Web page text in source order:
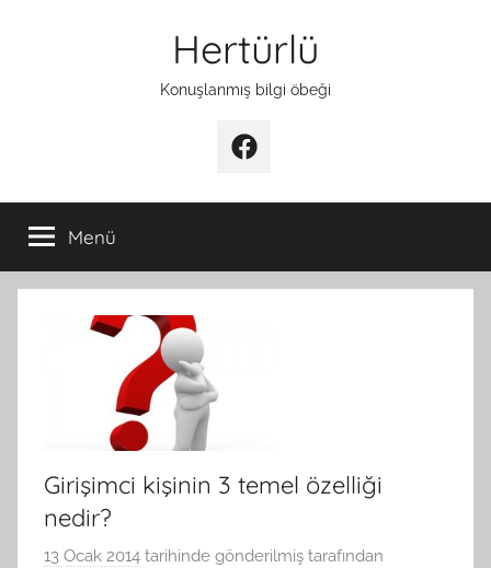
Hertürlü
Konuşlanmış bilgi öbeği
Facebook
Menü
Girişimci kişinin 3 temel özelliği
nedir?
13 Ocak 2014 tarihinde gönderilmiş tarafından